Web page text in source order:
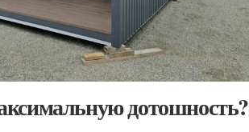
дотошность?